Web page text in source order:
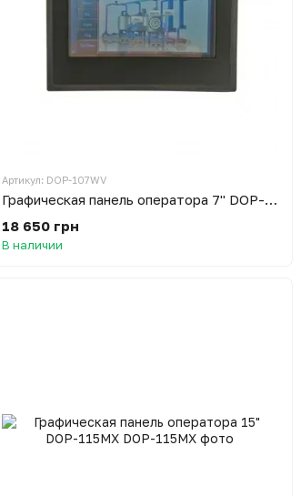
Артикул: DOP-107WV
Графическая панель оператора 7" DOP-107WV
18 650 грн
В наличии